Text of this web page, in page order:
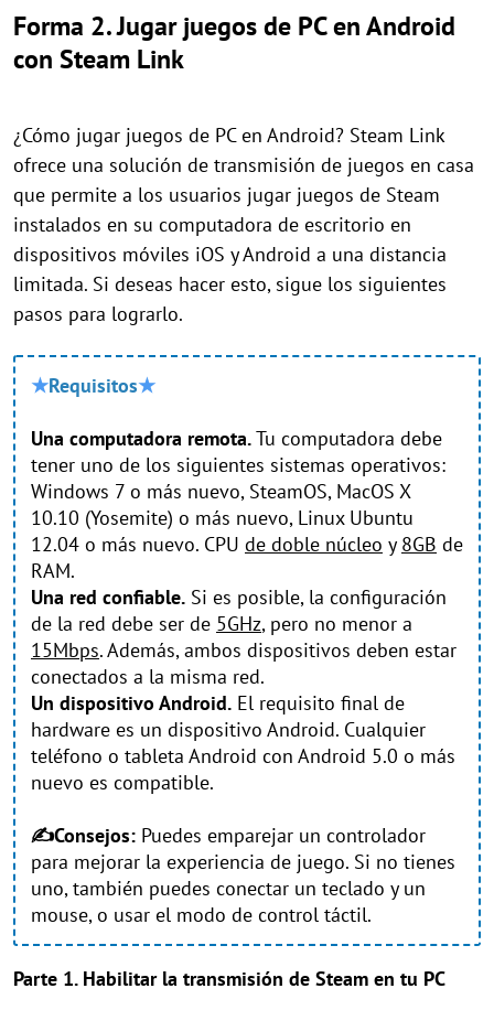
Forma 2. Jugar juegos de PC en Android
con Steam Link
¿Cómo jugar juegos de PC en Android? Steam Link
ofrece una solución de transmisión de juegos en casa
que permite a los usuarios jugar juegos de Steam
instalados en su computadora de escritorio en
dispositivos móviles iOS y Android a una distancia
limitada. Si deseas hacer esto, sigue los siguientes
pasos para lograrlo.
★Requisitos★
Una computadora remota.Tu computadora debe
tener uno de los siguientes sistemas operativos:
Windows 7 o más nuevo, SteamOS, MacOS X
10.10 (Yosemite) o más nuevo, Linux Ubuntu
12.04 o más nuevo. CPU de doble núcleo y 8GB de
RAM.
Una red confiable. Si es posible, la configuración
de la red debe ser de 5GHz, pero no menor a
15Mbps. Además, ambos dispositivos deben estar
conectados a la misma red.
Un dispositivo Android. El requisito final de
hardware es un dispositivo Android. Cualquier
teléfono o tableta Android con Android 5.0 o más
nuevo es compatible.
✍Consejos: Puedes emparejar un controlador
para mejorar la experiencia de juego. Si no tienes
uno, también puedes conectar un teclado y un
mouse, o usar el modo de control táctil.
Parte 1. Habilitar la transmisión de Steam en tu PC